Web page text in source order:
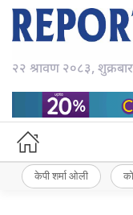
२२ श्रावण २०८३, शुक्रबार
केपी शर्मा ओली